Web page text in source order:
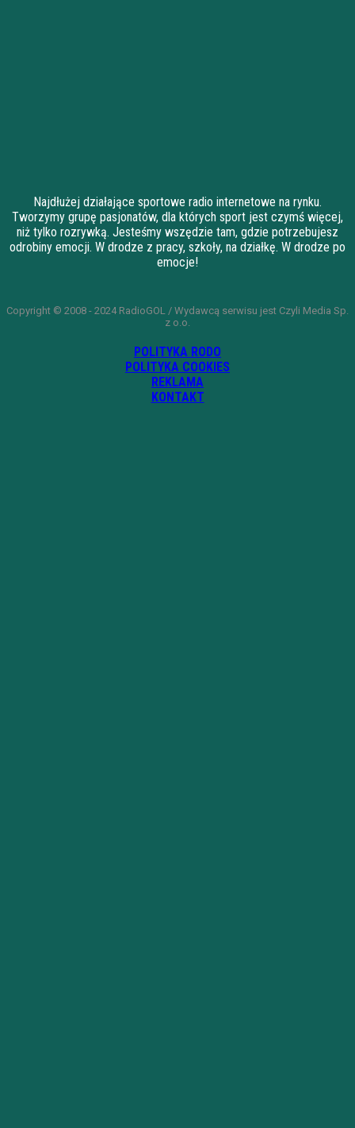
Najdłużej działające sportowe radio internetowe na rynku.
Tworzymy grupę pasjonatów, dla których sport jest czymś więcej,
niż tylko rozrywką. Jesteśmy wszędzie tam, gdzie potrzebujesz
odrobiny emocji. W drodze z pracy, szkoły, na działkę. W drodze po
emocje!
Copyright © 2008 - 2024 RadioGOL / Wydawcą serwisu jest Czyli Media Sp.
z o.o.
POLITYKA RODO
POLITYKA COOKIES
REKLAMA
KONTAKT